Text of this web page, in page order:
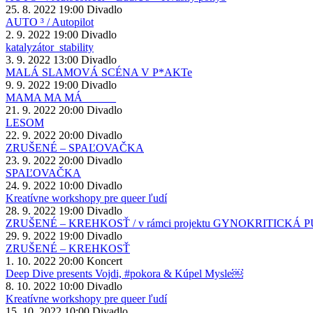
25. 8. 2022 19:00 Divadlo
AUTO ³ / Autopilot
2. 9. 2022 19:00 Divadlo
katalyzátor_stability
3. 9. 2022 13:00 Divadlo
MALÁ SLAMOVÁ SCÉNA V P*AKTe
9. 9. 2022 19:00 Divadlo
MAMA MA MÁ _ _ _ _
21. 9. 2022 20:00 Divadlo
LESOM
22. 9. 2022 20:00 Divadlo
ZRUŠENÉ – SPAĽOVAČKA
23. 9. 2022 20:00 Divadlo
SPAĽOVAČKA
24. 9. 2022 10:00 Divadlo
Kreatívne workshopy pre queer ľudí
28. 9. 2022 19:00 Divadlo
ZRUŠENÉ – KREHKOSŤ / v rámci projektu GYNOKRITICKÁ
29. 9. 2022 19:00 Divadlo
ZRUŠENÉ – KREHKOSŤ
1. 10. 2022 20:00 Koncert
Deep Dive presents Vojdi, #pokora & Kúpel Mysle￼
8. 10. 2022 10:00 Divadlo
Kreatívne workshopy pre queer ľudí